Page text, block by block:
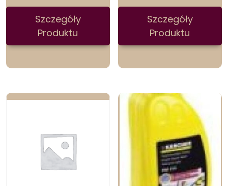
Szczegóły
Produktu
Szczegóły
Produktu